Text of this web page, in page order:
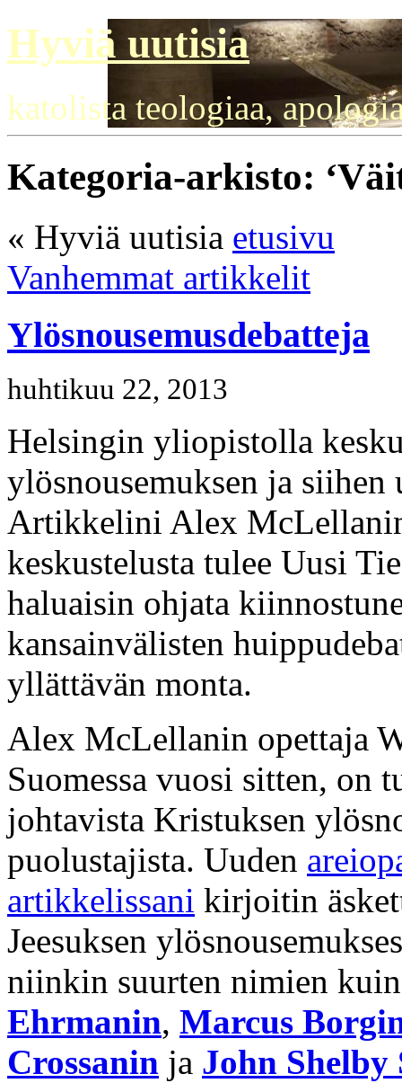
Hyviä uutisia
katolista teologiaa,
Kategoria-arkisto:
« Hyviä uutisia etusivu
Vanhemmat artikkelit
Ylösnousemusdebatteja
huhtikuu 22, 2013
Helsingin yliopistolla
ylösnousemuksen ja
Artikkelini Alex
keskustelusta tulee Uusi
haluaisin ohjata
kansainvälisten
yllättävän monta.
Alex McLellanin opettaja
Suomessa vuosi sitten, on
johtavista Kristuksen
puolustajista. Uuden
artikkelissani kirjoitin
Jeesuksen
niinkin suurten nimien
Ehrmanin, Marcus
Crossanin ja John Shelby